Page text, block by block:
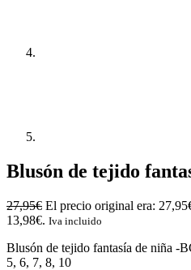
Blusón de tejido
27,95€ El precio original era:
13,98€. Iva incluido
Blusón de tejido fantasía de niña -
5, 6, 7, 8, 10